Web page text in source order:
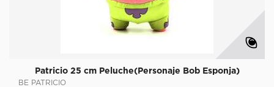
Patricio 25 cm Peluche(Personaje Bob Esponja)
BE PATRICIO